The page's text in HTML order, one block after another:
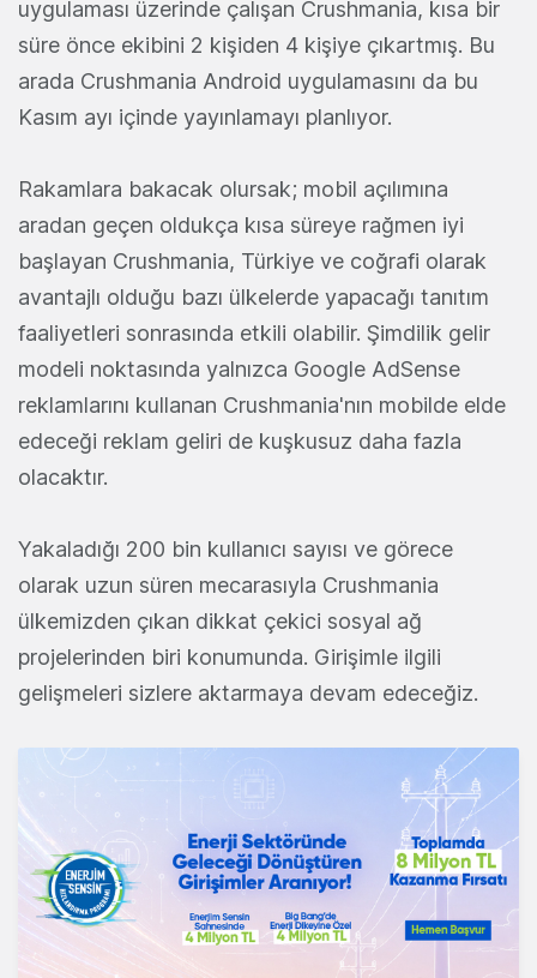
uygulaması üzerinde çalışan Crushmania, kısa bir
süre önce ekibini 2 kişiden 4 kişiye çıkartmış. Bu
arada Crushmania Android uygulamasını da bu
Kasım ayı içinde yayınlamayı planlıyor.
Rakamlara bakacak olursak; mobil açılımına
aradan geçen oldukça kısa süreye rağmen iyi
başlayan Crushmania, Türkiye ve coğrafi olarak
avantajlı olduğu bazı ülkelerde yapacağı tanıtım
faaliyetleri sonrasında etkili olabilir. Şimdilik gelir
modeli noktasında yalnızca Google AdSense
reklamlarını kullanan Crushmania'nın mobilde elde
edeceği reklam geliri de kuşkusuz daha fazla
olacaktır.
Yakaladığı 200 bin kullanıcı sayısı ve görece
olarak uzun süren mecarasıyla Crushmania
ülkemizden çıkan dikkat çekici sosyal ağ
projelerinden biri konumunda. Girişimle ilgili
gelişmeleri sizlere aktarmaya devam edeceğiz.